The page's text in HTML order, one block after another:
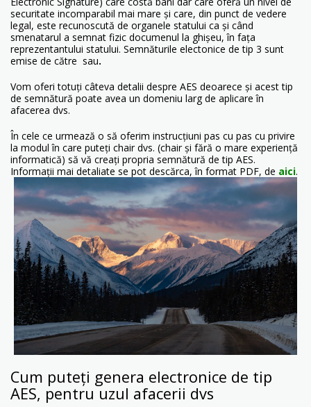
securitate incomparabil mai mare și care, din punct de vedere
legal, este recunoscută de organele statului ca și când
smenatarul a semnat fizic documenul la ghișeu, în fața
reprezentantului statului. Semnăturile electonice de tip 3 sunt
emise de către sau.
Vom oferi totuți câteva detalii despre AES deoarece și acest tip
de semnătură poate avea un domeniu larg de aplicare în
afacerea dvs.
În cele ce urmează o să oferim instrucțiuni pas cu pas cu privire
la modul în care puteți chair dvs. (chair și fără o mare experiență
informatică) să vă creați propria semnătură de tip AES.
Informații mai detaliate se pot descărca, în format PDF, de aici.
Cum puteți genera electronice de tip
AES, pentru uzul afacerii dvs